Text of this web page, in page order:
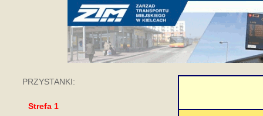
PRZYSTANKI:
Strefa 1